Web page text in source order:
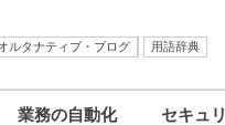
ルタナティブ・ブログ
用語辞典
業務の自動化 セキュ